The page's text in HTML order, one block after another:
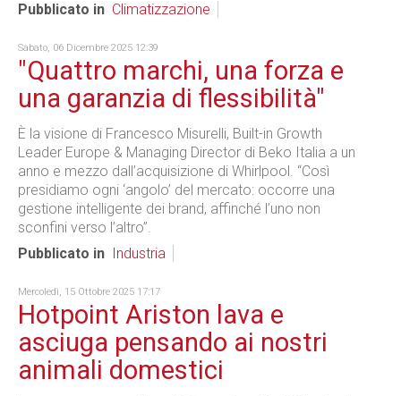
Pubblicato in Climatizzazione
Sabato, 06 Dicembre 2025 12:39
"Quattro marchi, una forza e
una garanzia di flessibilità"
È la visione di Francesco Misurelli, Built-in Growth
Leader Europe & Managing Director di Beko Italia a un
anno e mezzo dall’acquisizione di Whirlpool. “Così
presidiamo ogni ‘angolo’ del mercato: occorre una
gestione intelligente dei brand, affinché l’uno non
sconfini verso l’altro”.
Pubblicato in
Industria
Mercoledì, 15 Ottobre 2025 17:17
Hotpoint Ariston lava e
asciuga pensando ai nostri
animali domestici